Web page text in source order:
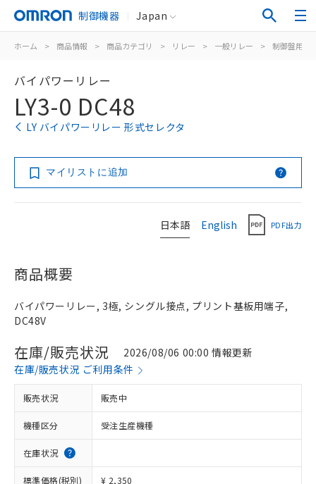
制御機器 Japan
ホーム > 商品情報 > 商品カテゴリ > リレー > 一般リレー > 制御盤用
バイパワーリレー
LY3-0 DC48
LY バイパワーリレー 形式セレクタ
マイリストに追加
日本語 English PDF出力
商品概要
バイパワーリレー, 3極, シングル接点, プリント基板用端子,
DC48V
在庫/販売状況
2026/08/06 00:00 情報更新
在庫/販売状況 ご利用条件
販売状況 販売中
機種区分 受注生産機種
在庫状況
標準価格(税別) ¥ 2,350